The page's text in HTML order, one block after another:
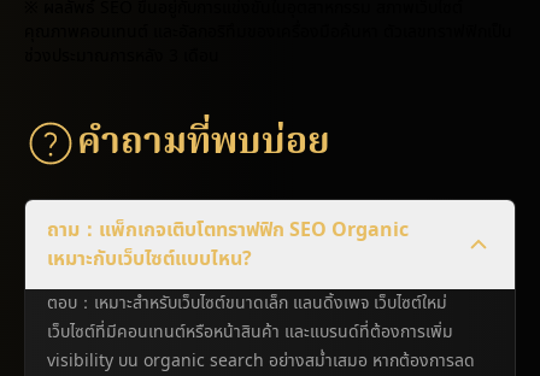
คำถามที่พบบ่อย
ถาม：แพ็กเกจเติบโตทราฟฟิก SEO Organic
เหมาะกับเว็บไซต์แบบไหน?
ตอบ：เหมาะสำหรับเว็บไซต์ขนาดเล็ก แลนดิ้งเพจ เว็บไซต์ใหม่
เว็บไซต์ที่มีคอนเทนต์หรือหน้าสินค้า และแบรนด์ที่ต้องการเพิ่ม
visibility บน organic search อย่างสม่ำเสมอ หากต้องการลด